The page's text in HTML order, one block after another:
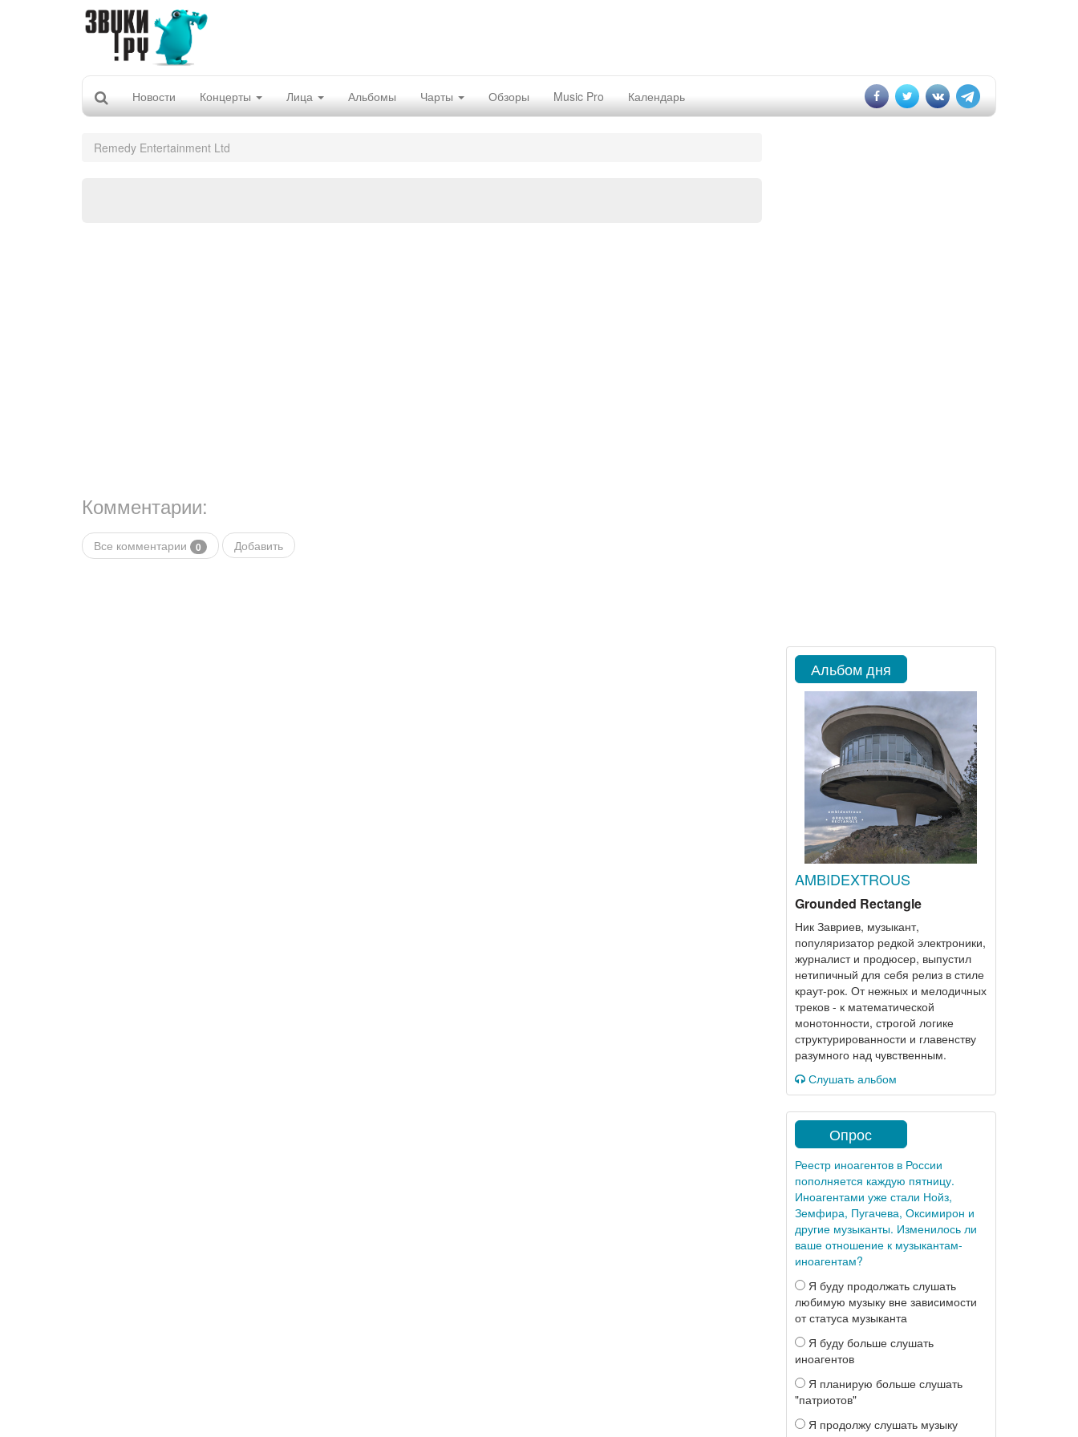
Новости Концерты Лица Альбомы Чарты Обзоры Music Pro Календарь
Remedy Entertainment Ltd
Комментарии:
Все комментарии 0 Добавить
Альбом дня
AMBIDEXTROUS
Grounded Rectangle
Ник Завриев, музыкант,
популяризатор редкой электроники,
журналист и продюсер, выпустил
нетипичный для себя релиз в стиле
краут-рок. От нежных и мелодичных
треков - к математической
монотонности, строгой логике
структурированности и главенству
разумного над чувственным.
Слушать альбом
Опрос
Реестр иноагентов в России
пополняется каждую пятницу.
Иноагентами уже стали Нойз,
Земфира, Пугачева, Оксимирон и
другие музыканты. Изменилось ли
ваше отношение к музыкантам-
иноагентам?
Я буду продолжать слушать
любимую музыку вне зависимости
от статуса музыканта
Я буду больше слушать
иноагентов
Я планирую больше слушать
"патриотов"
Я продолжу слушать музыку